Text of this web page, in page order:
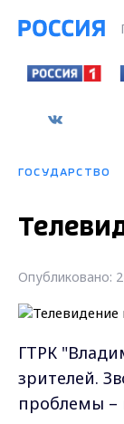
ГОСУДАРСТВО
Опубликовано:
ГТРК
зрителей.
проблемы –